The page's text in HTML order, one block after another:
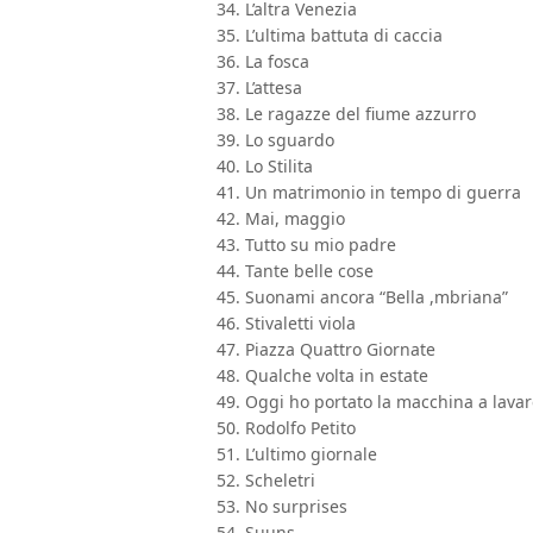
34. L’altra Venezia
35. L’ultima battuta di caccia
36. La fosca
37. L’attesa
38. Le ragazze del fiume azzurro
39. Lo sguardo
40. Lo Stilita
41. Un matrimonio in tempo di guerra
42. Mai, maggio
43. Tutto su mio padre
44. Tante belle cose
45. Suonami ancora “Bella ,mbriana”
46. Stivaletti viola
47. Piazza Quattro Giornate
48. Qualche volta in estate
49. Oggi ho portato la macchina a
50. Rodolfo Petito
51. L’ultimo giornale
52. Scheletri
53. No surprises